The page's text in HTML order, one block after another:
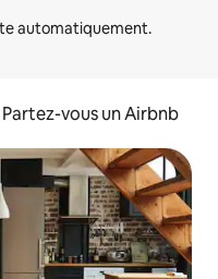
Partez-vous un Airbnb